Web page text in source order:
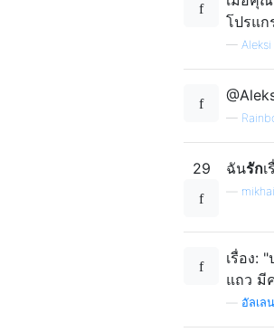
โปรแก
—
—
29 ฉันรัก
เรื่อง:
แถว มี
อัลเล